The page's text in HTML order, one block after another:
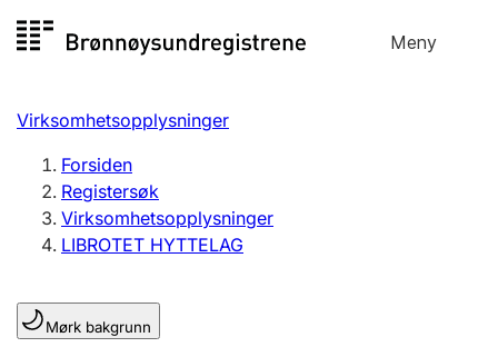
til
Meny
Registersøk
Aksjeselskap
Enkeltpersonforetak
Registrere, endre, slette
Lag og forening
Virksomhetsopplysninger
Forsiden
Registersøk
Virksomhetsopplysninger
LIBROTET HYTTELAG
Mørk bakgrunn